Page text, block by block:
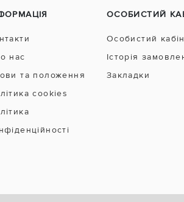
нас
та положення
cookies
ОСОБИСТИЙ
Особистий
Історія
Закладки